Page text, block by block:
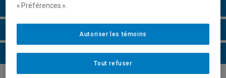
Horaire - Été 2026
Horaire - Automne 2026
Horaire - Hiver 2027
« Préférences ».
Tout refuser
Autoriser les témoins